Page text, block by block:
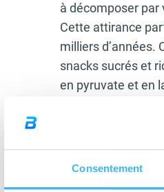
Consentement
à décomposer par
Cette attirance
milliers d’années.
snacks sucrés et
en pyruvate et en
pas synonymes